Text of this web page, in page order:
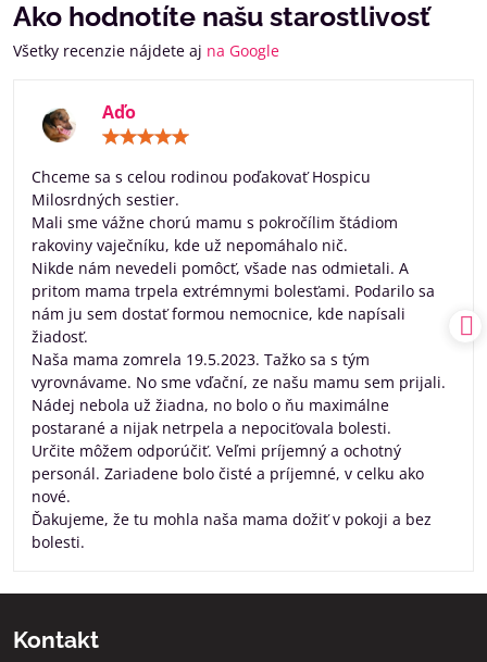
Ako hodnotíte našu starostlivosť
Všetky recenzie nájdete aj na Google
Aďo
5
Chceme sa s celou rodinou poďakovať Hospicu
Milosrdných sestier.
Mali sme vážne chorú mamu s pokročílim štádiom
rakoviny vaječníku, kde už nepomáhalo nič.
Nikde nám nevedeli pomôcť, všade nas odmietali. A
pritom mama trpela extrémnymi bolesťami. Podarilo sa
nám ju sem dostať formou nemocnice, kde napísali
žiadosť.
Naša mama zomrela 19.5.2023. Tažko sa s tým
vyrovnávame. No sme vďační, ze našu mamu sem prijali.
Nádej nebola už žiadna, no bolo o ňu maximálne
postarané a nijak netrpela a nepociťovala bolesti.
Určite môžem odporúčiť. Veľmi príjemný a ochotný
personál. Zariadene bolo čisté a príjemné, v celku ako
nové.
Ďakujeme, že tu mohla naša mama dožiť v pokoji a bez
bolesti.
Kontakt